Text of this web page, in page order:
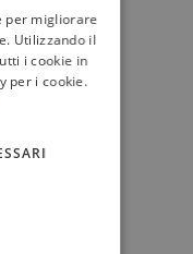
per migliorare
Utilizzando il
i cookie in
per i cookie.